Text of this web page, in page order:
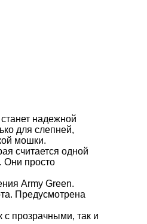
надежной
для слепней,
мошки.
считается одной
Они просто
Army Green.
Предусмотрена
с прозрачными, так и